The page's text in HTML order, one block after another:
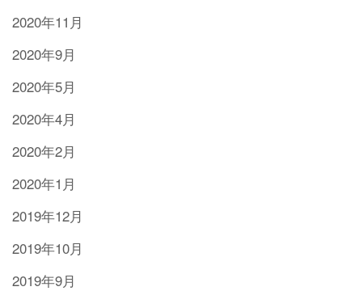
2020年11月
2020年9月
2020年5月
2020年4月
2020年2月
2020年1月
2019年12月
2019年10月
2019年9月